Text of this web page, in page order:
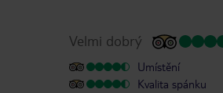
Velmi dobrý
Umístění
Kvalita spánku